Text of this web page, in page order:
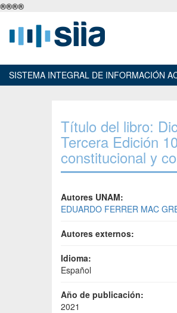
®®®®
SISTEMA INTEGRAL DE INFORMACIÓN
Título del libro:
Tercera Edición
constitucional y
Autores UNAM:
EDUARDO FERRER MAC
Autores externos:
Idioma:
Español
Año de publicación:
2021